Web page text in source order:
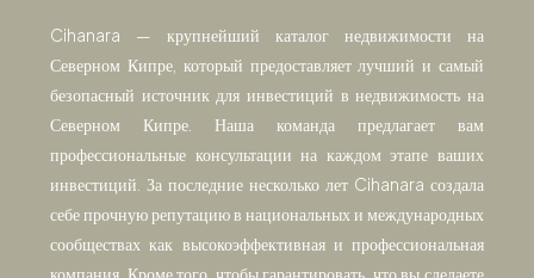
Cihanara — крупнейший каталог недвижимости на
Северном Кипре, который предоставляет лучший и самый
безопасный источник для инвестиций в недвижимость на
Северном Кипре. Наша команда предлагает вам
профессиональные консультации на каждом этапе ваших
инвестиций. За последние несколько лет Cihanara создала
себе прочную репутацию в национальных и международных
сообществах как высокоэффективная и профессиональная